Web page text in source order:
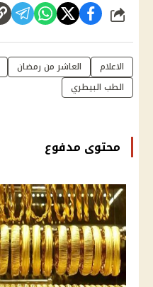
شارك
الاعلام العاشر من رمضان
الطب البيطري
محتوى مدفوع